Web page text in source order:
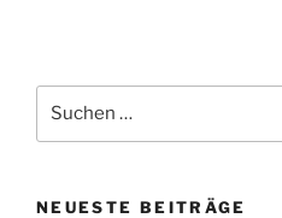
nach:
NEUESTE BEITRÄGE